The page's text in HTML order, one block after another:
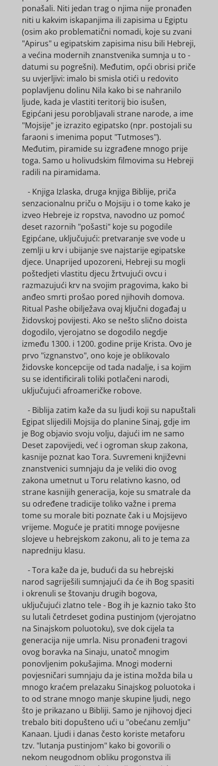
ponašali. Niti jedan trag o njima nije pronađen
niti u kakvim iskapanjima ili zapisima u Egiptu
(osim ako problematični nomadi, koje su zvani
"Apirus" u egipatskim zapisima nisu bili Hebreji,
a većina modernih znanstvenika sumnja u to -
datumi su pogrešni). Međutim, opći obrisi priče
su uvjerljivi: imalo bi smisla otići u redovito
poplavljenu dolinu Nila kako bi se nahranilo
ljude, kada je vlastiti teritorij bio isušen,
Egipćani jesu porobljavali strane narode, a ime
"Mojsije" je izrazito egipatsko (npr. postojali su
faraoni s imenima poput "Tutmoses").
Međutim, piramide su izgrađene mnogo prije
toga. Samo u holivudskim filmovima su Hebreji
radili na piramidama.
- Knjiga Izlaska, druga knjiga Biblije, priča
senzacionalnu priču o Mojsiju i o tome kako je
izveo Hebreje iz ropstva, navodno uz pomoć
deset razornih "pošasti" koje su pogodile
Egipćane, uključujući: pretvaranje sve vode u
zemlji u krv i ubijanje sve najstarije egipatske
djece. Unaprijed upozoreni, Hebreji su mogli
poštedjeti vlastitu djecu žrtvujući ovcu i
razmazujući krv na svojim pragovima, kako bi
anđeo smrti prošao pored njihovih domova.
Ritual Pashe obilježava ovaj ključni događaj u
židovskoj povijesti. Ako se nešto slično doista
dogodilo, vjerojatno se dogodilo negdje
između 1300. i 1200. godine prije Krista. Ovo je
prvo "izgnanstvo", ono koje je oblikovalo
židovske koncepcije od tada nadalje, i sa kojim
su se identificirali toliki potlačeni narodi,
uključujući afroameričke robove.
- Biblija zatim kaže da su ljudi koji su napuštali
Egipat slijedili Mojsija do planine Sinaj, gdje im
je Bog objavio svoju volju, dajući im ne samo
Deset zapovijedi, već i ogroman skup zakona,
kasnije poznat kao Tora. Suvremeni književni
znanstvenici sumnjaju da je veliki dio ovog
zakona umetnut u Toru relativno kasno, od
strane kasnijih generacija, koje su smatrale da
su određene tradicije toliko važne i prema
tome su morale biti poznate čak i u Mojsijevo
vrijeme. Moguće je pratiti mnoge povijesne
slojeve u hebrejskom zakonu, ali to je tema za
napredniju klasu.
- Tora kaže da je, budući da su hebrejski
narod sagriješili sumnjajući da će ih Bog spasiti
i okrenuli se štovanju drugih bogova,
uključujući zlatno tele - Bog ih je kaznio tako što
su lutali četrdeset godina pustinjom (vjerojatno
na Sinajskom poluotoku), sve dok cijela ta
generacija nije umrla. Nisu pronađeni tragovi
ovog boravka na Sinaju, unatoč mnogim
ponovljenim pokušajima. Mnogi moderni
povjesničari sumnjaju da je istina možda bila u
mnogo kraćem prelazaku Sinajskog poluotoka i
to od strane mnogo manje skupine ljudi, nego
što je prikazano u Bibliji. Samo je njihovoj djeci
trebalo biti dopušteno ući u "obećanu zemlju"
Kanaan. Ljudi i danas često koriste metaforu
tzv. "lutanja pustinjom" kako bi govorili o
nekom neugodnom obliku progonstva ili